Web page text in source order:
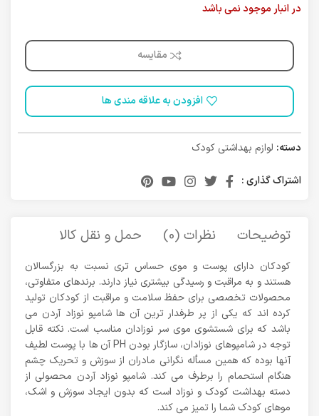
در انبار موجود نمی باشد
مقایسه
افزودن به علاقه مندی ها
دسته: لوازم بهداشتی کودک
اشتراک گذاری :
توضیحات نظرات (0) حمل و نقل کالا
کودکان دارای پوست و موی حساس تری نسبت به بزرگسالان
هستند و به مراقبت و رسیدگی بیشتری نیاز دارند. برندهای متفاوتی،
محصولات تخصصی برای حفظ سلامت و مراقبت از کودکان تولید
کرده اند که یکی از پر طرفدار ترین آن ها شامپو نوزاد آردن می
باشد که برای شستشوی موی سر نوزادان مناسب است. نکته قابل
توجه در شامپوهای نوزادان، سازگار بودن PH آن ها با پوست لطیف
آنها بوده که همین مسأله نگرانی مادران از سوزش و تحریک چشم
هنگام استحمام را برطرف می کند. شامپو نوزاد آردن محصولی از
دسته بهداشت کودک و نوزاد است که بدون ایجاد سوزش و اشک،
موهای کودک شما را تمیز می کند.